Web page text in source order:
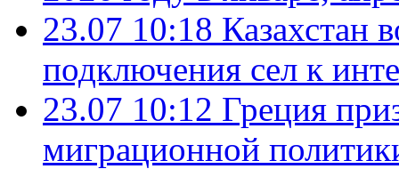
23.07 10:18 Казахстан
подключения сел к
23.07 10:12 Греция
миграционной